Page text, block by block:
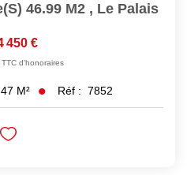
46.99 M2 , Le Palais
450 €
d'honoraires
47 M² Réf : 7852